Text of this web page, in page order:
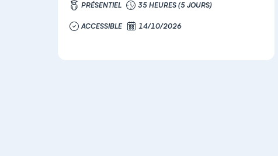
PRÉSENTIEL 35 HEURES (5 JOURS)
ACCESSIBLE 14/10/2026